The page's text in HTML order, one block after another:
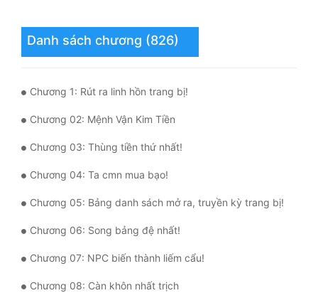
Làm GiàuDanh sách chương (826)
Chương 1: Rút ra linh hồn trang bị!
Chương 02: Mệnh Vận Kim Tiền
Chương 03: Thùng tiền thứ nhất!
Chương 04: Ta cmn mua bạo!
Chương 05: Bảng danh sách mở ra, truyền kỳ trang bị!
Chương 06: Song bảng đệ nhất!
Chương 07: NPC biến thành liếm cẩu!
Chương 08: Càn khôn nhất trịch